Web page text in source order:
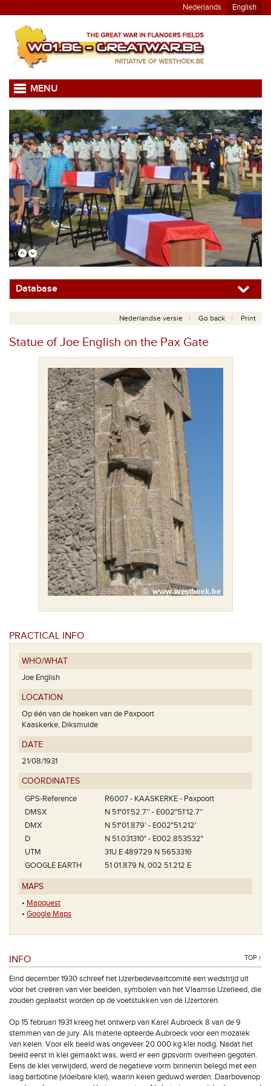
Nederlands English
MENU
Database
Nederlandse versie Go back Print
Statue of Joe English on the Pax Gate
PRACTICAL INFO
WHO/WHAT
Joe English
LOCATION
Op één van de hoeken van de Paxpoort
Kaaskerke, Diksmuide
DATE
21/08/1931
COORDINATES
GPS-Reference
R6007 - KAASKERKE - Paxpoort
DMSX
N 51°01'52.7'' - E002°51'12.7''
DMX
N 51°01.879' - E002°51.212'
D
N 51.031310° - E002.853532°
UTM
31U E 489729 N 5653316
GOOGLE EARTH
51 01.879 N, 002 51.212 E
MAPS
• Mapquest
• Google Maps
INFO TOP ↑
Eind december 1930 schreef het IJzerbedevaartcomité een wedstrijd uit
voor het creëren van vier beelden, symbolen van het Vlaamse IJzerleed, die
zouden geplaatst worden op de voetstukken van de IJzertoren.
Op 15 februari 1931 kreeg het ontwerp van Karel Aubroeck 8 van de 9
stemmen van de jury. Als materie opteerde Aubroeck voor een mozaïek
van keien. Voor elk beeld was ongeveer 20.000 kg klei nodig. Nadat het
beeld eerst in klei gemaakt was, werd er een gipsvorm overheen gegoten.
Eens de klei verwijderd, werd de negatieve vorm binnenin belegd met een
laag barbotine (vloeibare klei), waarin keien geduwd werden. Daarbovenop